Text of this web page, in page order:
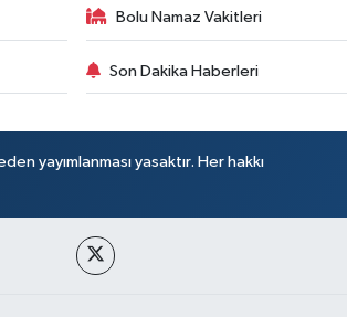
Bolu Namaz Vakitleri
Son Dakika Haberleri
yayımlanması yasaktır. Her hakkı